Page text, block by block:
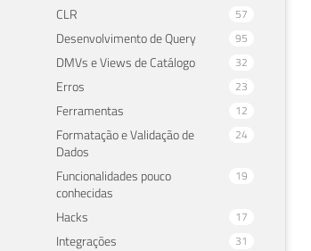
CLR 57
Desenvolvimento de Query 95
DMVs e Views de Catálogo 32
Erros 23
Ferramentas 12
Formatação e Validação de
Dados
24
Funcionalidades pouco
conhecidas
19
Hacks 17
Integrações 31